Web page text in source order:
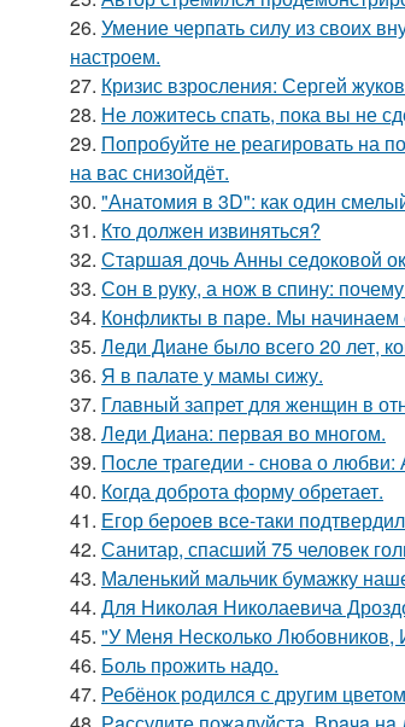
26. Умение черпать силу из своих
настроем.
27. Кризис взросления: Сергей
28. Не ложитесь спать, пока вы не
29. Попробуйте не реагировать на
на вас снизойдёт.
30. "Анатомия в 3D": как один
31. Кто должен извиняться?
32. Старшая дочь Анны седоковой
33. Сон в руку, а нож в спину:
34. Конфликты в паре. Мы начинаем
35. Леди Диане было всего 20 лет,
36. Я в палате у мамы сижу.
37. Главный запрет для женщин в
38. Леди Диана: первая во многом.
39. После трагедии - снова о
40. Когда доброта форму обретает.
41. Егор бероев все-таки
42. Санитар, спасший 75 человек
43. Маленький мальчик бумажку
44. Для Николая Николаевича
45. "У Меня Несколько
46. Боль прожить надо.
47. Ребёнок родился с другим